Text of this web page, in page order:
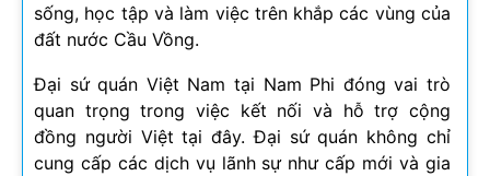
sống, học tập và làm việc trên khắp các vùng của
đất nước Cầu Vồng.
Đại sứ quán Việt Nam tại Nam Phi đóng vai trò
quan trọng trong việc kết nối và hỗ trợ cộng
đồng người Việt tại đây. Đại sứ quán không chỉ
cung cấp các dịch vụ lãnh sự như cấp mới và gia